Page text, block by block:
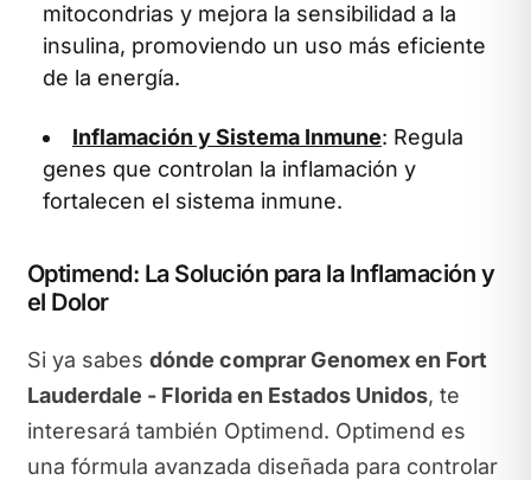
mitocondrias y mejora la sensibilidad a la
insulina, promoviendo un uso más eficiente
de la energía.
Inflamación y Sistema Inmune: Regula
genes que controlan la inflamación y
fortalecen el sistema inmune.
Optimend: La Solución para la Inflamación y
el Dolor
Si ya sabes dónde comprar Genomex en Fort
Lauderdale - Florida en Estados Unidos, te
interesará también Optimend. Optimend es
una fórmula avanzada diseñada para controlar